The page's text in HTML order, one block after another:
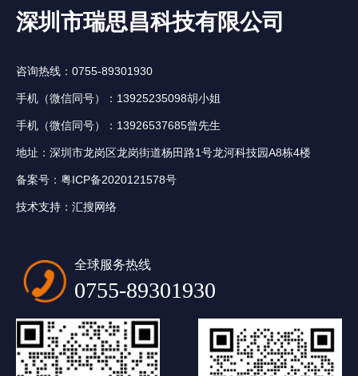
深圳市瑞思昌科技有限公司
咨询热线：0755-89301930
手机（微信同号）：13925235098胡小姐
手机（微信同号）：13926537685曾先生
地址：深圳市龙岗区龙岗街道杨田路1号龙河科技园A8栋4楼
备案号： 粤ICP备2020121578号
技术支持： 汇搜网络
全球服务热线
0755-89301930